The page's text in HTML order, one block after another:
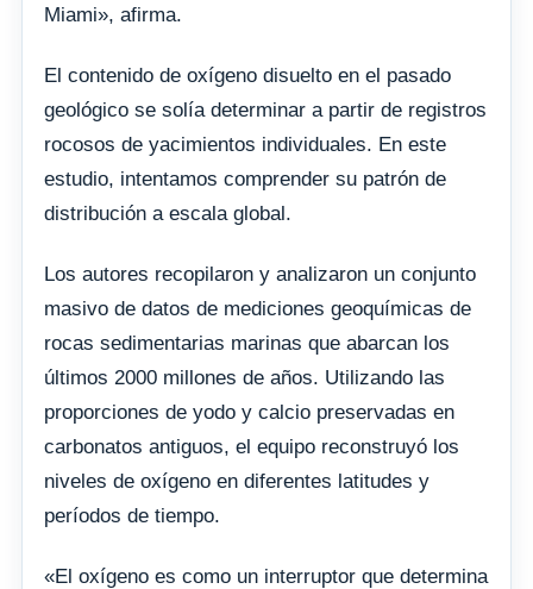
Miami», afirma.
El contenido de oxígeno disuelto en el pasado
geológico se solía determinar a partir de registros
rocosos de yacimientos individuales. En este
estudio, intentamos comprender su patrón de
distribución a escala global.
Los autores recopilaron y analizaron un conjunto
masivo de datos de mediciones geoquímicas de
rocas sedimentarias marinas que abarcan los
últimos 2000 millones de años. Utilizando las
proporciones de yodo y calcio preservadas en
carbonatos antiguos, el equipo reconstruyó los
niveles de oxígeno en diferentes latitudes y
períodos de tiempo.
«El oxígeno es como un interruptor que determina